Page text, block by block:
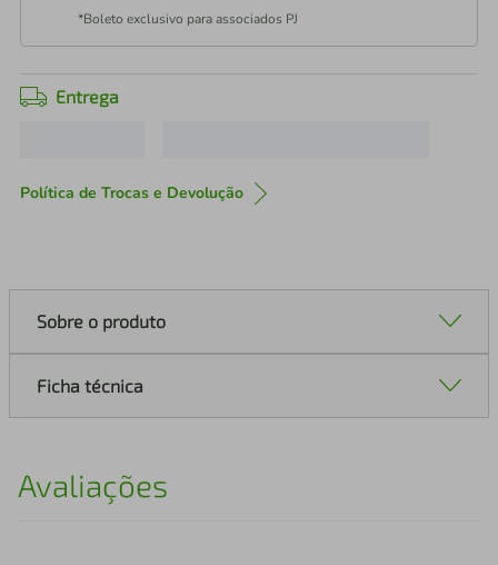
*Boleto exclusivo para associados PJ
Entrega
Política de Trocas e Devolução
Sobre o produto
Ficha técnica
Avaliações